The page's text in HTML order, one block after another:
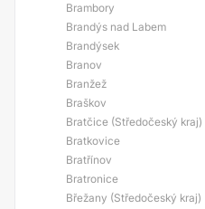
Brambory
Brandýs nad Labem
Brandýsek
Branov
Branžež
Braškov
Bratčice (Středočeský kraj)
Bratkovice
Bratřínov
Bratronice
Břežany (Středočeský kraj)